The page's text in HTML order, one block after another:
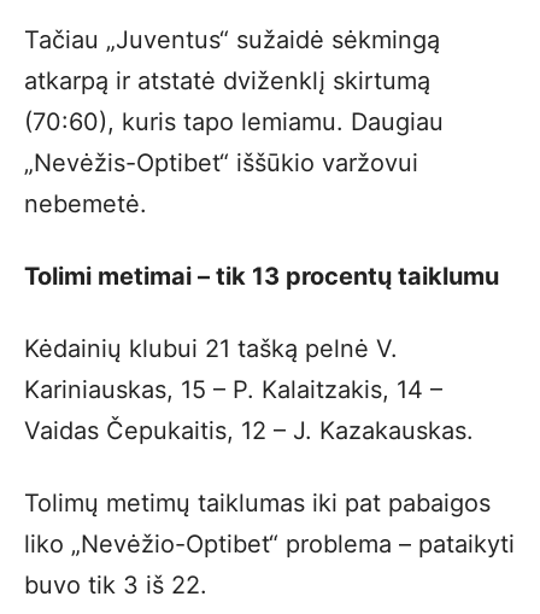
Tačiau „Juventus“ sužaidė sėkmingą
atkarpą ir atstatė dviženklį skirtumą
(70:60), kuris tapo lemiamu. Daugiau
„Nevėžis-Optibet“ iššūkio varžovui
nebemetė.
Tolimi metimai – tik 13 procentų taiklumu
Kėdainių klubui 21 tašką pelnė V.
Kariniauskas, 15 – P. Kalaitzakis, 14 –
Vaidas Čepukaitis, 12 – J. Kazakauskas.
Tolimų metimų taiklumas iki pat pabaigos
liko „Nevėžio-Optibet“ problema – pataikyti
buvo tik 3 iš 22.